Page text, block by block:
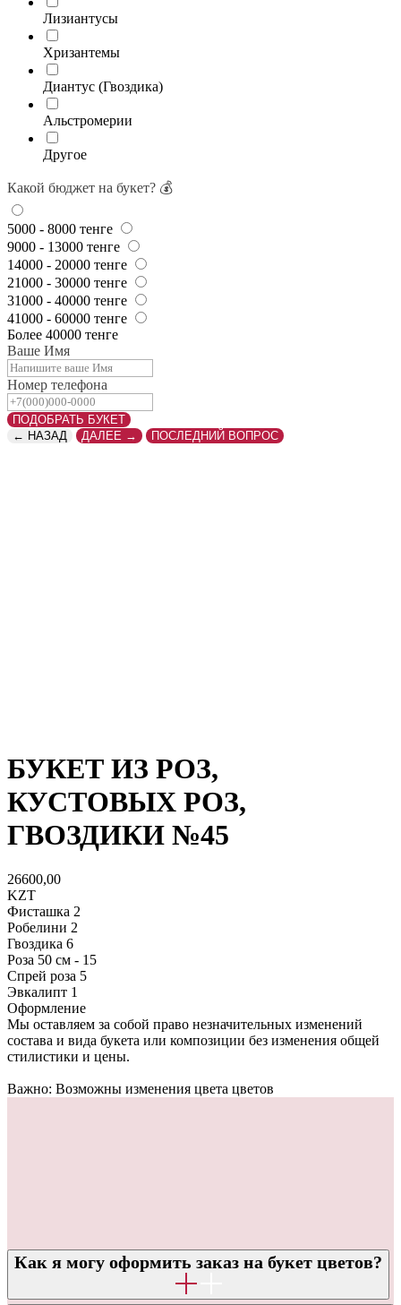
Лизиантусы
Хризантемы
Диантус (Гвоздика)
Альстромерии
Другое
Какой бюджет на букет? 💰
5000 - 8000 тенге
9000 - 13000 тенге
14000 - 20000 тенге
21000 - 30000 тенге
31000 - 40000 тенге
41000 - 60000 тенге
Более 40000 тенге
Ваше Имя
Номер телефона
ПОДОБРАТЬ БУКЕТ
← НАЗАД
ДАЛЕЕ → ПОСЛЕДНИЙ ВОПРОС
БУКЕТ ИЗ РОЗ,
КУСТОВЫХ РОЗ,
ГВОЗДИКИ №45
26600,00
KZT
Фисташка 2
Робелини 2
Гвоздика 6
Роза 50 см - 15
Спрей роза 5
Эвкалипт 1
Оформление
Мы оставляем за собой право незначительных изменений
состава и вида букета или композиции без изменения общей
стилистики и цены.
Важно: Возможны изменения цвета цветов
Как я могу оформить заказ на букет цветов?